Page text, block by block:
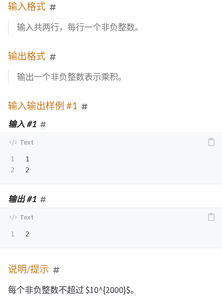
输入格式
输入共两行，每行一个非负整数。
输出格式
输出一个非负整数表示乘积。
输入输出样例 #1
输入 #1
1
1
输出 #1
说明/提示
每个非负整数不超过 $10^{2000}$。